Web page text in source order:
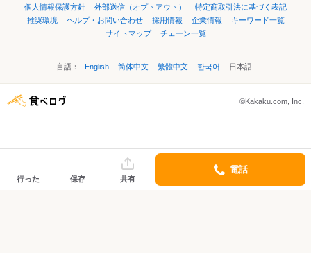
個人情報保護方針
外部送信（オプトアウト）
特定商取引法に基づく表記
推奨環境
ヘルプ・お問い合わせ 採用情報 企業情報
キーワード一覧
サイトマップ
チェーン一覧
言語： English 简体中文 繁體中文 한국어 日本語
©Kakaku.com, Inc.
行った 保存 共有
電話